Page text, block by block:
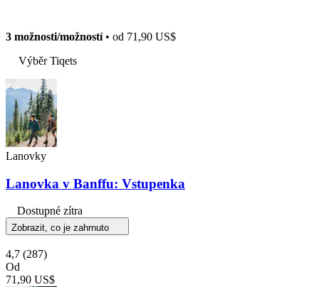
3 možnosti/možností• od 71,90 US$
Výběr Tiqets
Lanovky
Lanovka v Banffu: Vstupenka
Dostupné zítra
Zobrazit, co je zahrnuto
4,7 (287)
Od
71,90 US$